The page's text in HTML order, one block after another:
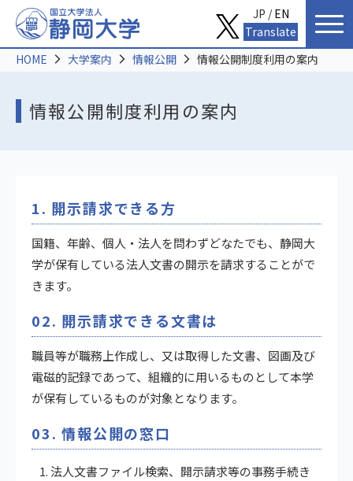
情報公開制度利用の案内
HOME 大学案内 情報公開 情報公開制度利用の案内
1. 開示請求できる方
国籍、年齢、個人・法人を問わずどなたでも、静岡大
学が保有している法人文書の開示を請求することがで
きます。
02. 開示請求できる文書は
職員等が職務上作成し、又は取得した文書、図画及び
電磁的記録であって、組織的に用いるものとして本学
が保有しているものが対象となります。
03. 情報公開の窓口
法人文書ファイル検索、開示請求等の事務手続き
JP /EN
Translate